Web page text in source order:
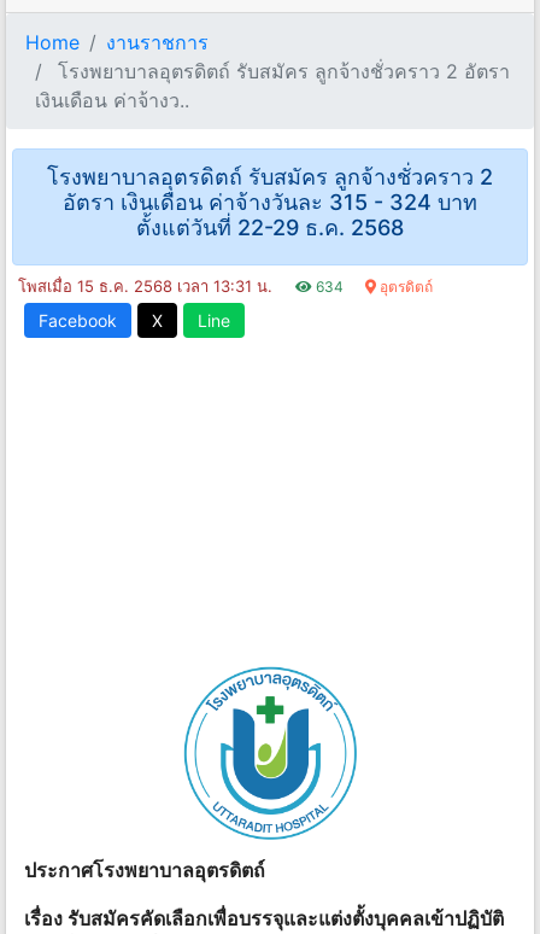
Home
งานราชการ
โรงพยาบาลอุตรดิตถ์ รับสมัคร ลูกจ้างชั่วคราว 2 อัตรา
เงินเดือน ค่าจ้างว..
โรงพยาบาลอุตรดิตถ์ รับสมัคร ลูกจ้างชั่วคราว 2
อัตรา เงินเดือน ค่าจ้างวันละ 315 - 324 บาท
ตั้งแต่วันที่ 22-29 ธ.ค. 2568
โพสเมื่อ 15 ธ.ค. 2568 เวลา 13:31 น. 634 อุตรดิตถ์
Facebook X Line
ประกาศโรงพยาบาลอุตรดิตถ์
เรื่อง รับสมัครคัดเลือกเพื่อบรรจุและแต่งตั้งบุคคลเข้าปฏิบัติ